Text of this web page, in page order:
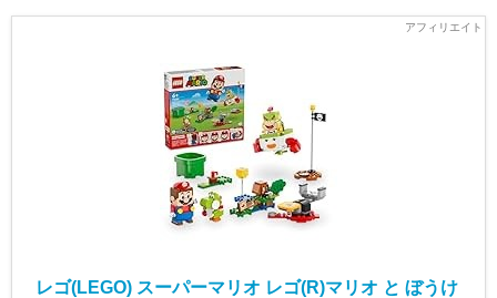
レゴ(LEGO) スーパーマリオ レゴ(R)マリオ と ぼうけ